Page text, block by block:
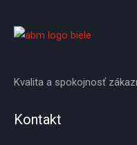
Kvalita a spokojnosť
Kontakt